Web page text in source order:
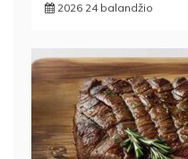
2026 24 balandžio